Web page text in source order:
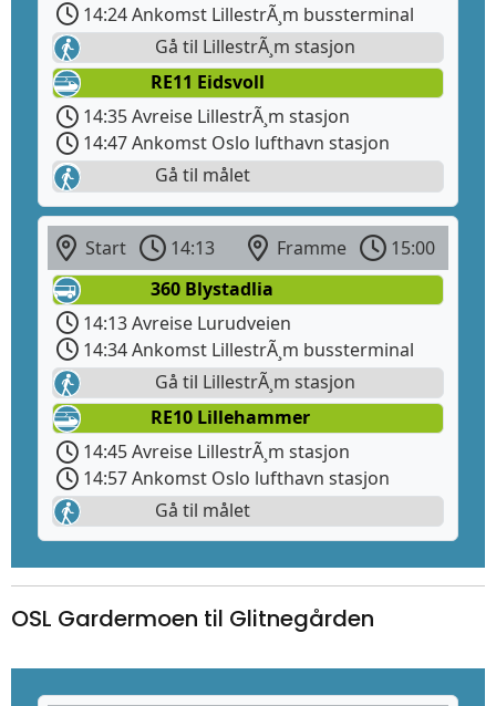
14:24 Ankomst LillestrÃ¸m bussterminal
Gå til LillestrÃ¸m stasjon
RE11 Eidsvoll
14:35 Avreise LillestrÃ¸m stasjon
14:47 Ankomst Oslo lufthavn stasjon
Gå til målet
Start 14:13 Framme
15:00
360 Blystadlia
14:13 Avreise Lurudveien
14:34 Ankomst LillestrÃ¸m bussterminal
Gå til LillestrÃ¸m stasjon
RE10 Lillehammer
14:45 Avreise LillestrÃ¸m stasjon
14:57 Ankomst Oslo lufthavn stasjon
Gå til målet
OSL Gardermoen til Glitnegården